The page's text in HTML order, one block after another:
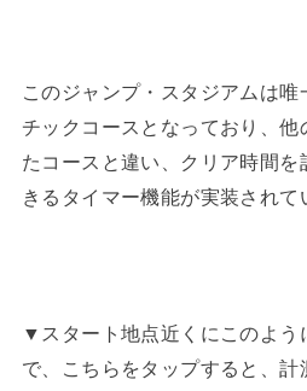
このジャンプ・スタジアムは
チックコースとなっており、他
たコースと違い、クリア時間
きるタイマー機能が実装されて
▼スタート地点近くにこのよう
で、こちらをタップすると、計